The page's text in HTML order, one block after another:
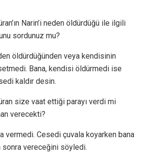
Narin’i neden öldürdüğü ile ilgili
sordunuz mu?
öldürdüğünden veya kendisinin
Bana, kendisi öldürmedi ise
kaldır desin.
size vaat ettiği parayı verdi mi
verecekti?
vermedi. Cesedi çuvala koyarken bana
sonra vereceğini söyledi.